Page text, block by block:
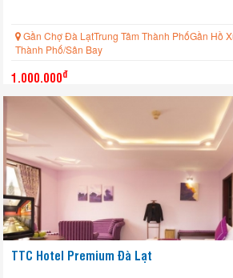
Gần Chợ Đà LạtTrung Tâm Thành PhốGần Hồ
Thành Phố/Sân Bay
1.000.000đ
TTC Hotel Premium Đà Lạt